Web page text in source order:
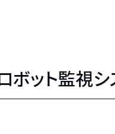
ボット監視